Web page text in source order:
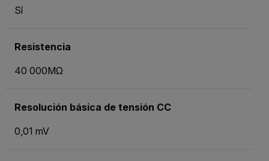
Sí
Resistencia
40 000MΩ
Resolución básica de tensión CC
0,01 mV